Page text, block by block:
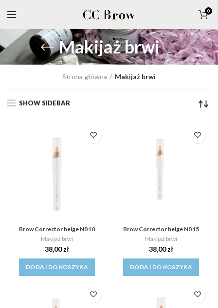
0
Makijaż brwi
Strona główna Makijaż brwi
SHOW SIDEBAR
Brow Corrector beige NB10
Makijaż brwi
38,00zł
DODAJ DO KOSZYKA
Brow Corrector beige NB15
Makijaż brwi
38,00zł
DODAJ DO KOSZYKA